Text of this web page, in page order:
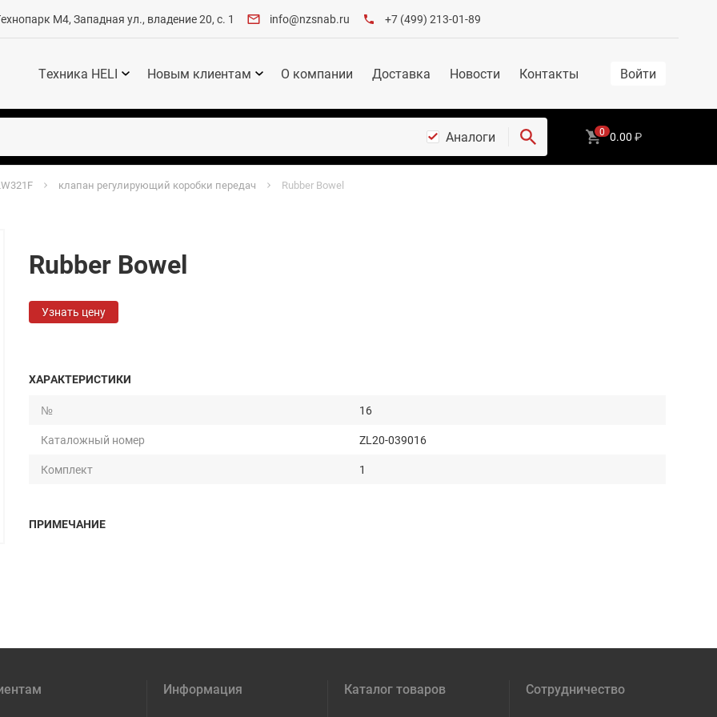
М4, Западная ул., владение 20, с. 1 info@nzsnab.ru +7 (499) 213-01-89
Техника HELI Новым клиентам О компании Доставка Новости Контакты Войти
Аналоги 0 0.00 ₽
клапан регулирующий коробки передач Rubber Bowel
Rubber Bowel
Узнать цену
ХАРАКТЕРИСТИКИ
№
16
Каталожный номер
ZL20-039016
Комплект
1
ПРИМЕЧАНИЕ
Информация Каталог товаров Сотрудничество